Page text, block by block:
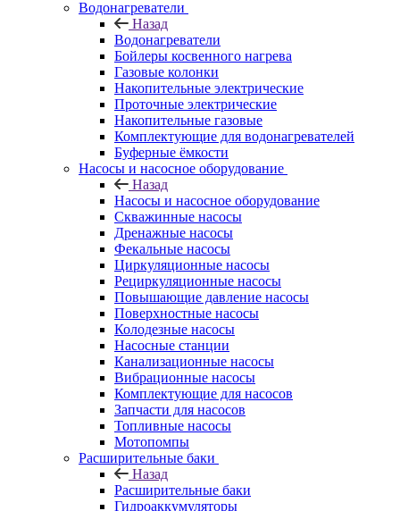
Водонагреватели
Назад
Водонагреватели
Бойлеры косвенного нагрева
Газовые колонки
Накопительные электрические
Проточные электрические
Накопительные газовые
Комплектующие для водонагревателей
Буферные ёмкости
Насосы и насосное оборудование
Назад
Насосы и насосное оборудование
Скважинные насосы
Дренажные насосы
Фекальные насосы
Циркуляционные насосы
Рециркуляционные насосы
Повышающие давление насосы
Поверхностные насосы
Колодезные насосы
Насосные станции
Канализационные насосы
Вибрационные насосы
Комплектующие для насосов
Запчасти для насосов
Топливные насосы
Мотопомпы
Расширительные баки
Назад
Расширительные баки
Гидроаккумуляторы